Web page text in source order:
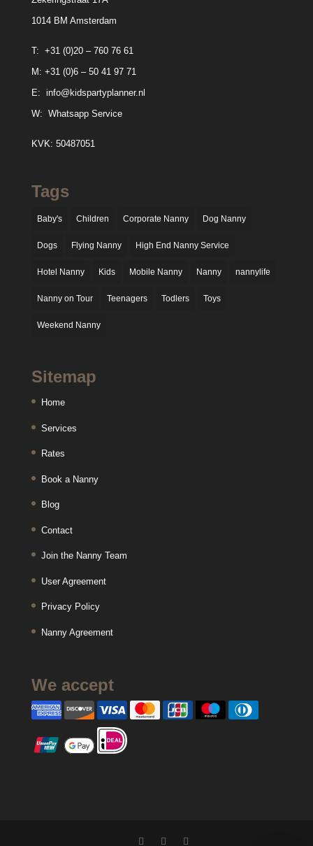
1014 BM Amsterdam
T: +31 (0)20 – 760 76 61
M: +31 (0)6 – 50 41 97 71
E: info@kidspartyplanner.nl
W: Whatsapp Service
KVK: 50487051
Tags
Baby's Children Corporate Nanny Dog Nanny
Dogs Flying Nanny High End Nanny Service
Hotel Nanny Kids Mobile Nanny Nanny nannylife
Nanny on Tour Teenagers Todlers Toys
Weekend Nanny
Sitemap
Home
Services
Rates
Book a Nanny
Blog
Contact
Join the Nanny Team
User Agreement
Privacy Policy
Nanny Agreement
We accept